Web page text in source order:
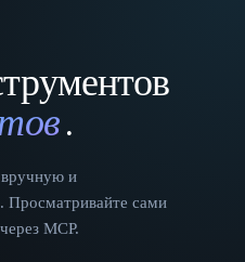
.
и
Просматривайте сами
MCP.